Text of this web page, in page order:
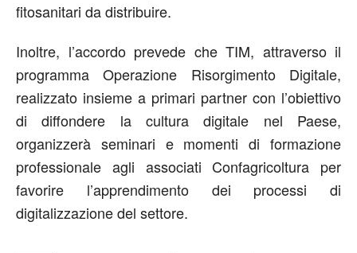
fitosanitari da distribuire.
Inoltre, l’accordo prevede che TIM, attraverso il
programma Operazione Risorgimento Digitale,
realizzato insieme a primari partner con l’obiettivo
di diffondere la cultura digitale nel Paese,
organizzerà seminari e momenti di formazione
professionale agli associati Confagricoltura per
favorire l’apprendimento dei processi di
digitalizzazione del settore.